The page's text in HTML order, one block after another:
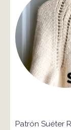
Patrón Suéter